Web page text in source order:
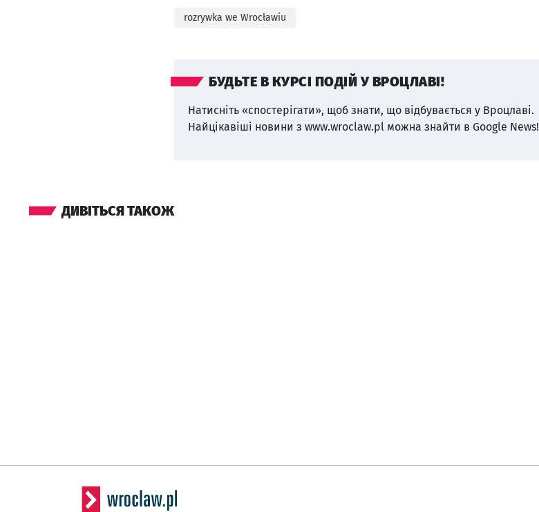
rozrywka we Wrocławiu
БУДЬТЕ В КУРСІ ПОДІЙ У ВРОЦЛАВІ!
Натисніть «спостерігати», щоб знати, що відбувається у Вроцлаві.
Найцікавіші новини з www.wroclaw.pl можна знайти в Google News!
ДИВІТЬСЯ ТАКОЖ